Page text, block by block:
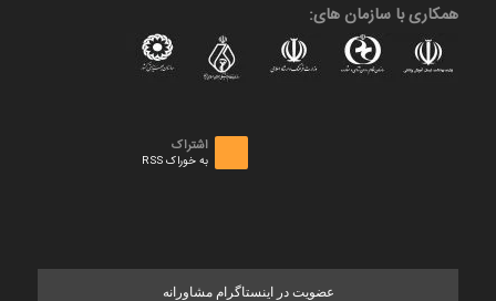
همکاری با سازمان های:
اشتراک
به خوراک RSS
عضویت در اینستاگرام مشاورانه